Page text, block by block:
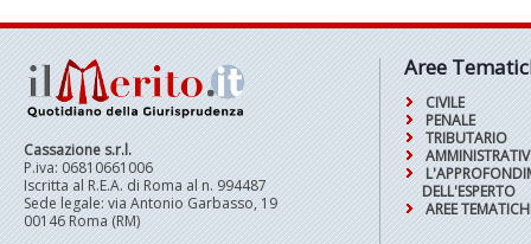
Cassazione s.r.l.
P.iva: 06810661006
Iscritta al R.E.A. di Roma al n. 994487
Sede legale: via Antonio Garbasso, 19
00146 Roma (RM)
Aree
CIVILE
PENALE
TRIBUTARIO
DELL'ESPERTO
AREE